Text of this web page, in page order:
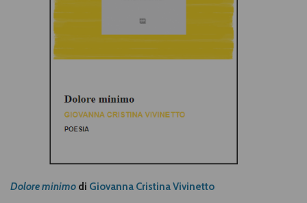
Dolore minimo di Giovanna Cristina Vivinetto